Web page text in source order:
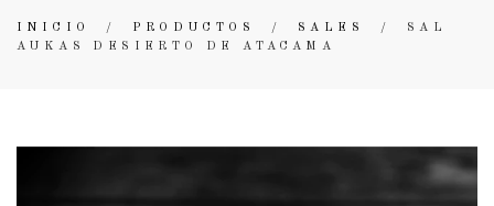
INICIO / PRODUCTOS / SALES / SAL
AUKAS DESIERTO DE ATACAMA